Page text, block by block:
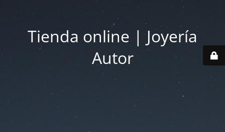
Tienda online | Joyería
Autor